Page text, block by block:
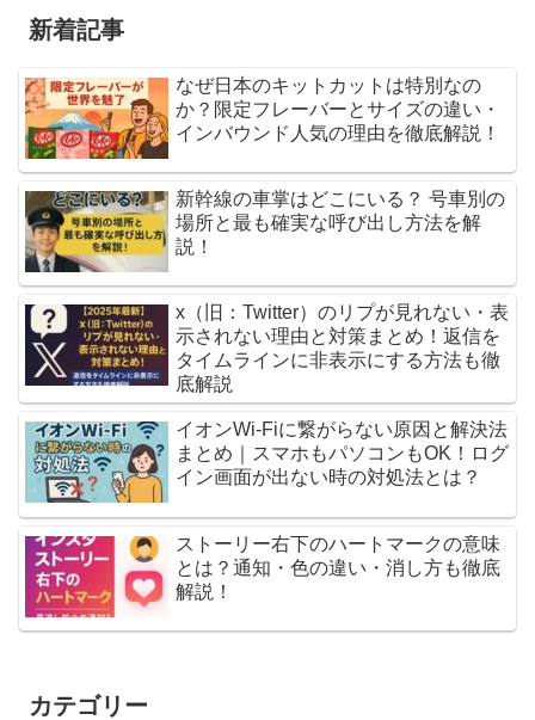
新着記事
なぜ日本のキットカットは特別なの
か？限定フレーバーとサイズの違い・
インバウンド人気の理由を徹底解説！
新幹線の車掌はどこにいる？ 号車別の
場所と最も確実な呼び出し方法を解
説！
x（旧：Twitter）のリプが見れない・表
示されない理由と対策まとめ！返信を
タイムラインに非表示にする方法も徹
底解説
イオンWi-Fiに繋がらない原因と解決法
まとめ｜スマホもパソコンもOK！ログ
イン画面が出ない時の対処法とは？
ストーリー右下のハートマークの意味
とは？通知・色の違い・消し方も徹底
解説！
カテゴリー